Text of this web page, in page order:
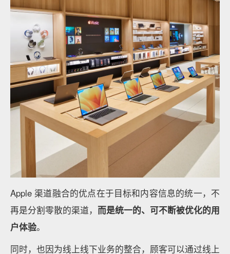
Apple 渠道融合的优点在于目标和内容信息的统一，不
再是分割零散的渠道， 而是统一的、可不断被优化的用
户体验。
同时，也因为线上线下业务的整合，顾客可以通过线上